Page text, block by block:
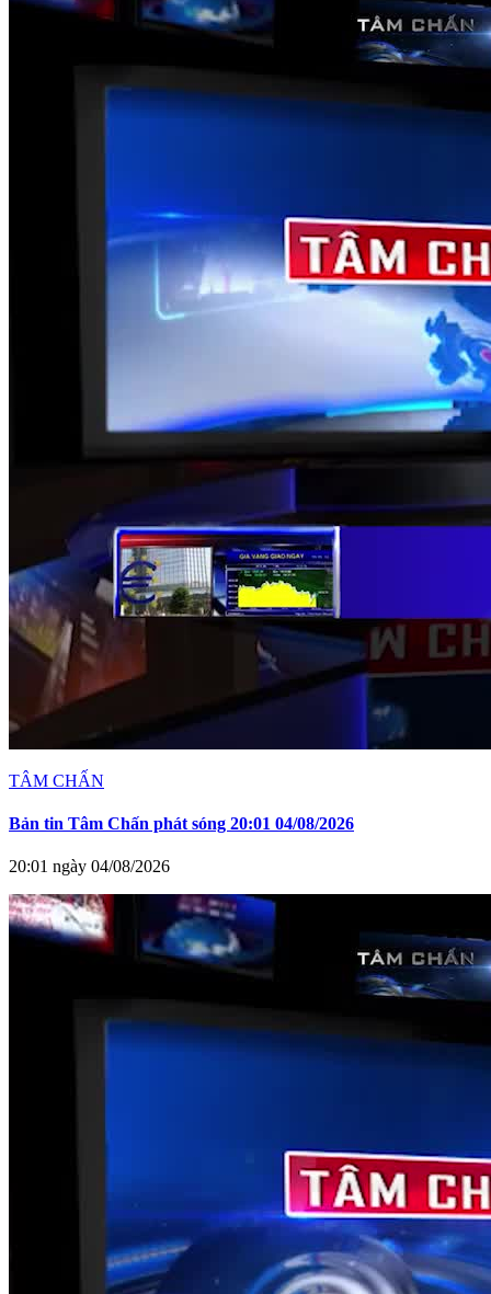
TÂM CHẤN
Bản tin Tâm Chấn phát sóng 20:01 04/08/2026
20:01 ngày 04/08/2026